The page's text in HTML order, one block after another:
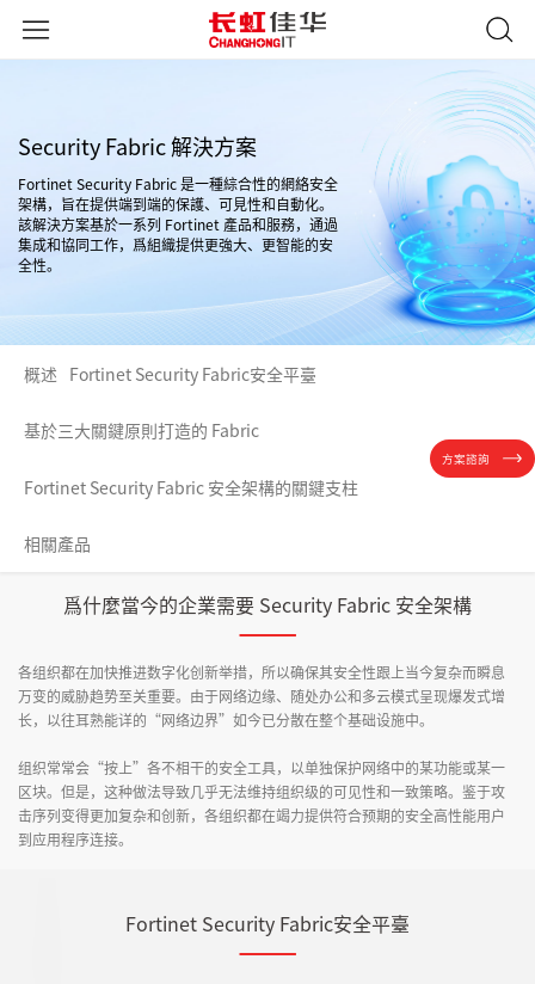
Security Fabric 解決方案
Fortinet Security Fabric 是一種綜合性的網絡安全
架構，旨在提供端到端的保護、可見性和自動化。
該解決方案基於一系列 Fortinet 產品和服務，通過
集成和協同工作，爲組織提供更強大、更智能的安
全性。
概述 Fortinet Security Fabric安全平臺
基於三大關鍵原則打造的 Fabric
Fortinet Security Fabric 安全架構的關鍵支柱
相關產品
方案諮詢
爲什麼當今的企業需要 Security Fabric 安全架構
各组织都在加快推进数字化创新举措，所以确保其安全性跟上当今复杂而瞬息
万变的威胁趋势至关重要。由于网络边缘、随处办公和多云模式呈现爆发式增
长，以往耳熟能详的“网络边界”如今已分散在整个基础设施中。
组织常常会“按上”各不相干的安全工具，以单独保护网络中的某功能或某一
区块。但是，这种做法导致几乎无法维持组织级的可见性和一致策略。鉴于攻
击序列变得更加复杂和创新，各组织都在竭力提供符合预期的安全高性能用户
到应用程序连接。
Fortinet Security Fabric安全平臺